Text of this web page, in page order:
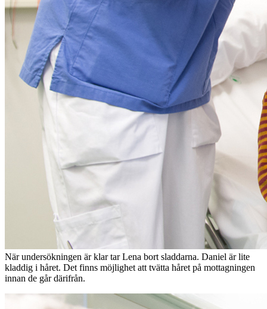
När undersökningen är klar tar Lena bort sladdarna. Daniel är lite
kladdig i håret. Det finns möjlighet att tvätta håret på mottagningen
innan de går därifrån.